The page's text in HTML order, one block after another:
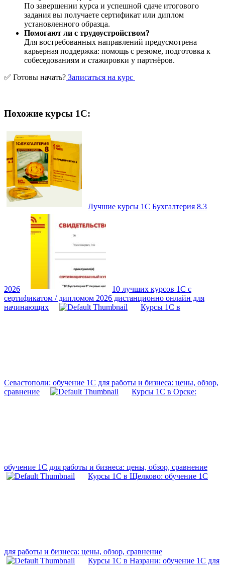
По завершении курса и успешной сдаче итогового
задания вы получаете сертификат или диплом
установленного образца.
Помогают ли с трудоустройством?
Для востребованных направлений предусмотрена
карьерная поддержка: помощь с резюме, подготовка к
собеседованиям и стажировки у партнёров.
✅ Готовы начать? Записаться на курс
Похожие курсы 1С:
Лучшие курсы 1С Бухгалтерия 8.3
2026
10 лучших курсов 1С с
сертификатом / дипломом 2026 дистанционно онлайн для
начинающих
Курсы 1С в
Севастополи: обучение 1С для работы и бизнеса: цены, обзор,
сравнение
Курсы 1С в Орске:
обучение 1С для работы и бизнеса: цены, обзор, сравнение
Курсы 1С в Щелково: обучение 1С
для работы и бизнеса: цены, обзор, сравнение
Курсы 1С в Назрани: обучение 1С для